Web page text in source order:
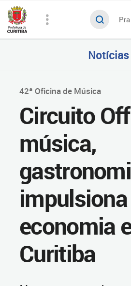
Notícias
42ª Oficina de Música
Circuito
música,
impulsiona
economia
Curitiba